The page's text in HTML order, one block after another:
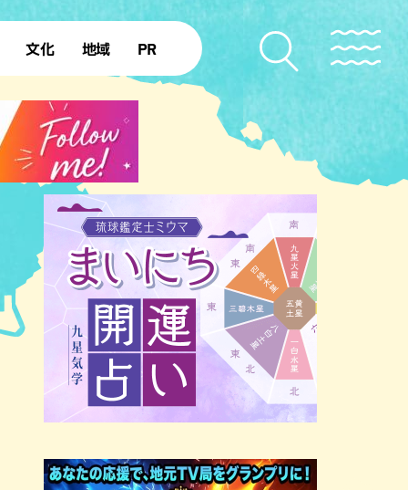
文化
復帰50年
地域
本島北部
本島南部 先島諸島
北部離島
PR